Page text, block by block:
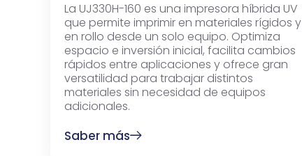
La UJ330H-160 es una impresora híbrida UV
que permite imprimir en materiales rígidos y
en rollo desde un solo equipo. Optimiza
espacio e inversión inicial, facilita cambios
rápidos entre aplicaciones y ofrece gran
versatilidad para trabajar distintos
materiales sin necesidad de equipos
adicionales.
Saber más